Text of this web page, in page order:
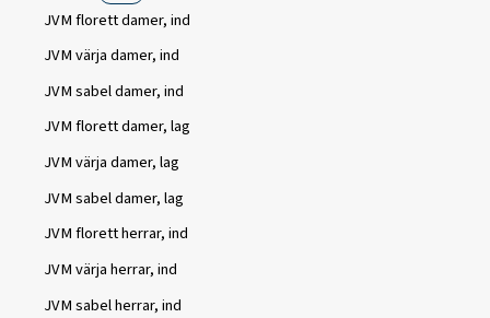
JVM florett damer, ind
JVM värja damer, ind
JVM sabel damer, ind
JVM florett damer, lag
JVM värja damer, lag
JVM sabel damer, lag
JVM florett herrar, ind
JVM värja herrar, ind
JVM sabel herrar, ind